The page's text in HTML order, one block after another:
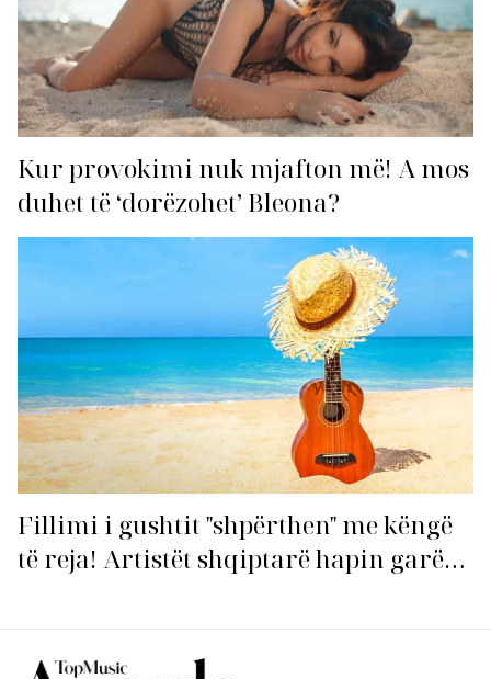
Kur provokimi nuk mjafton më! A mos
duhet të ‘dorëzohet’ Bleona?
Fillimi i gushtit "shpërthen" me këngë
të reja! Artistët shqiptarë hapin garën